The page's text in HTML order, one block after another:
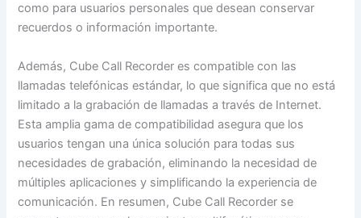
como para usuarios personales que desean conservar
recuerdos o información importante.
Además, Cube Call Recorder es compatible con las
llamadas telefónicas estándar, lo que significa que no está
limitado a la grabación de llamadas a través de Internet.
Esta amplia gama de compatibilidad asegura que los
usuarios tengan una única solución para todas sus
necesidades de grabación, eliminando la necesidad de
múltiples aplicaciones y simplificando la experiencia de
comunicación. En resumen, Cube Call Recorder se